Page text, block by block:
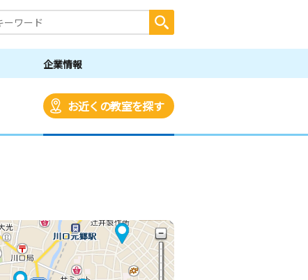
企業情報
お近くの教室を探す